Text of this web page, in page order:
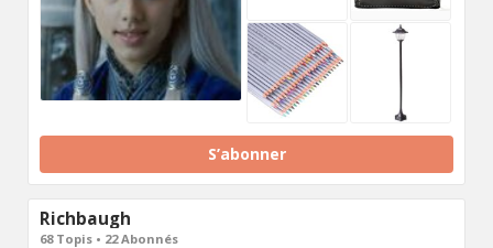
S’abonner
Richbaugh
68 Topis • 22 Abonnés